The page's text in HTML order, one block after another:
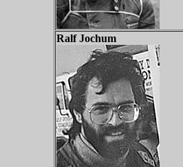
Ralf Jochum